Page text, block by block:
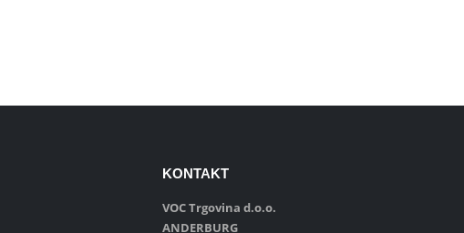
KONTAKT
VOC Trgovina d.o.o.
ANDERBURG